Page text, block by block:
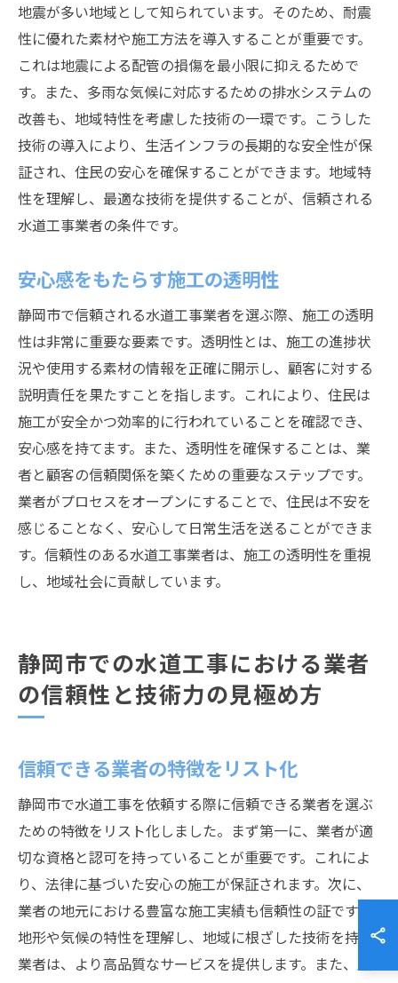
地震が多い地域として知られています。そのため、耐震
性に優れた素材や施工方法を導入することが重要です。
これは地震による配管の損傷を最小限に抑えるためで
す。また、多雨な気候に対応するための排水システムの
改善も、地域特性を考慮した技術の一環です。こうした
技術の導入により、生活インフラの長期的な安全性が保
証され、住民の安心を確保することができます。地域特
性を理解し、最適な技術を提供することが、信頼される
水道工事業者の条件です。
安心感をもたらす施工の透明性
静岡市で信頼される水道工事業者を選ぶ際、施工の透明
性は非常に重要な要素です。透明性とは、施工の進捗状
況や使用する素材の情報を正確に開示し、顧客に対する
説明責任を果たすことを指します。これにより、住民は
施工が安全かつ効率的に行われていることを確認でき、
安心感を持てます。また、透明性を確保することは、業
者と顧客の信頼関係を築くための重要なステップです。
業者がプロセスをオープンにすることで、住民は不安を
感じることなく、安心して日常生活を送ることができま
す。信頼性のある水道工事業者は、施工の透明性を重視
し、地域社会に貢献しています。
静岡市での水道工事における業者
の信頼性と技術力の見極め方
信頼できる業者の特徴をリスト化
静岡市で水道工事を依頼する際に信頼できる業者を選ぶ
ための特徴をリスト化しました。まず第一に、業者が適
切な資格と認可を持っていることが重要です。これによ
り、法律に基づいた安心の施工が保証されます。次に、
業者の地元における豊富な施工実績も信頼性の証です。
地形や気候の特性を理解し、地域に根ざした技術を持つ
業者は、より高品質なサービスを提供します。また、顧